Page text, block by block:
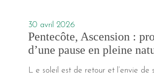
30 avril 2026
Pentecôte, Ascension :
d’une pause en pleine
L e soleil est de retour et l’envie de